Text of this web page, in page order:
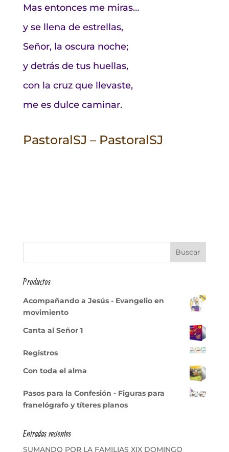
Mas entonces me miras…
y se llena de estrellas,
Señor, la oscura noche;
y detrás de tus huellas,
con la cruz que llevaste,
me es dulce caminar.
PastoralSJ – PastoralSJ
Productos
Acompañando a Jesús - Evangelio en
movimiento
Canta al Señor 1
Registros
Con toda el alma
Pasos para la Confesión - Figuras para
franelógrafo y títeres planos
Entradas recientes
SUMANDO POR LA FAMILIAS XIX DOMINGO